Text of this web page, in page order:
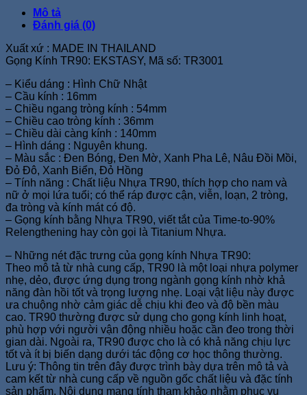
Mô tả
Đánh giá (0)
Xuất xứ : MADE IN THAILAND
Gọng Kính TR90: EKSTASY, Mã số: TR3001
– Kiểu dáng : Hình Chữ Nhật
– Cầu kính : 16mm
– Chiều ngang tròng kính : 54mm
– Chiều cao tròng kính : 36mm
– Chiều dài càng kính : 140mm
– Hình dáng : Nguyên khung.
– Màu sắc : Đen Bóng, Đen Mờ, Xanh Pha Lê, Nâu Đồi Mồi,
Đỏ Đô, Xanh Biển, Đỏ Hồng
– Tính năng : Chất liệu Nhựa TR90, thích hợp cho nam và
nữ ở mọi lứa tuổi; có thể ráp được cận, viễn, loạn, 2 tròng,
đa tròng và kính mát có độ.
– Gọng kính bằng Nhựa TR90, viết tắt của Time-to-90%
Relengthening hay còn gọi là Titanium Nhựa.
– Những nét đặc trưng của gọng kính Nhựa TR90:
Theo mô tả từ nhà cung cấp, TR90 là một loại nhựa polymer
nhẹ, dẻo, được ứng dụng trong ngành gọng kính nhờ khả
năng đàn hồi tốt và trọng lượng nhẹ. Loại vật liệu này được
ưa chuộng nhờ cảm giác dễ chịu khi đeo và độ bền màu
cao. TR90 thường được sử dụng cho gọng kính linh hoạt,
phù hợp với người vận động nhiều hoặc cần đeo trong thời
gian dài. Ngoài ra, TR90 được cho là có khả năng chịu lực
tốt và ít bị biến dạng dưới tác động cơ học thông thường.
Lưu ý: Thông tin trên đây được trình bày dựa trên mô tả và
cam kết từ nhà cung cấp về nguồn gốc chất liệu và đặc tính
sản phẩm. Nội dung mang tính tham khảo nhằm phục vụ